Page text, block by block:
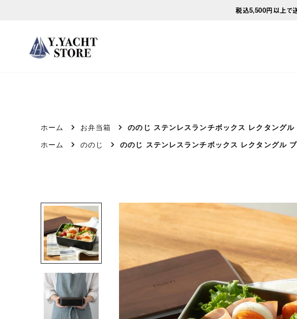
税込5,500円以上で
ホーム お弁当箱 ののじ ステンレスランチボックス レクタングル
ホーム ののじ ののじ ステンレスランチボックス レクタングル